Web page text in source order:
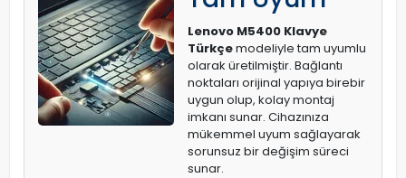
Lenovo M5400 Klavye
Türkçemodeliyle tam uyumlu
olarak üretilmiştir. Bağlantı
noktaları orijinal yapıya birebir
uygun olup, kolay montaj
imkanı sunar. Cihazınıza
mükemmel uyum sağlayarak
sorunsuz bir değişim süreci
sunar.